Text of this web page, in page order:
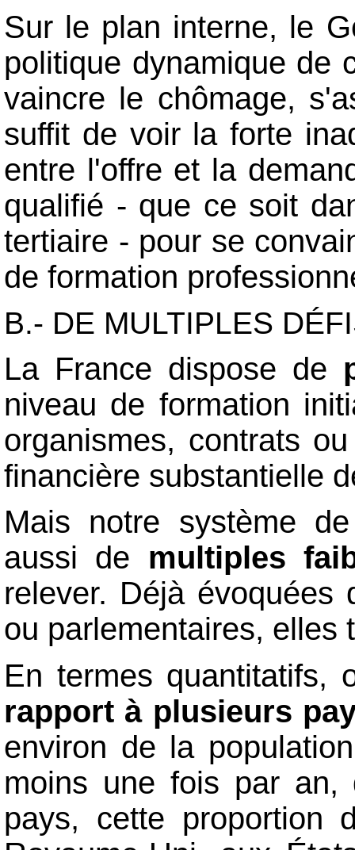
Sur le plan interne, le
politique dynamique de
vaincre le chômage,
suffit de voir la forte
entre l'offre et la
qualifié - que ce soit
tertiaire - pour se
de formation
B.- DE MULTIPLES
La France dispose de
niveau de formation
organismes, contrats
financière substantielle
Mais notre système
aussi de multiples
relever. Déjà évoquées
ou parlementaires, elles
En termes quantitatifs,
rapport à plusieurs
environ de la
moins une fois par an,
pays, cette proportion